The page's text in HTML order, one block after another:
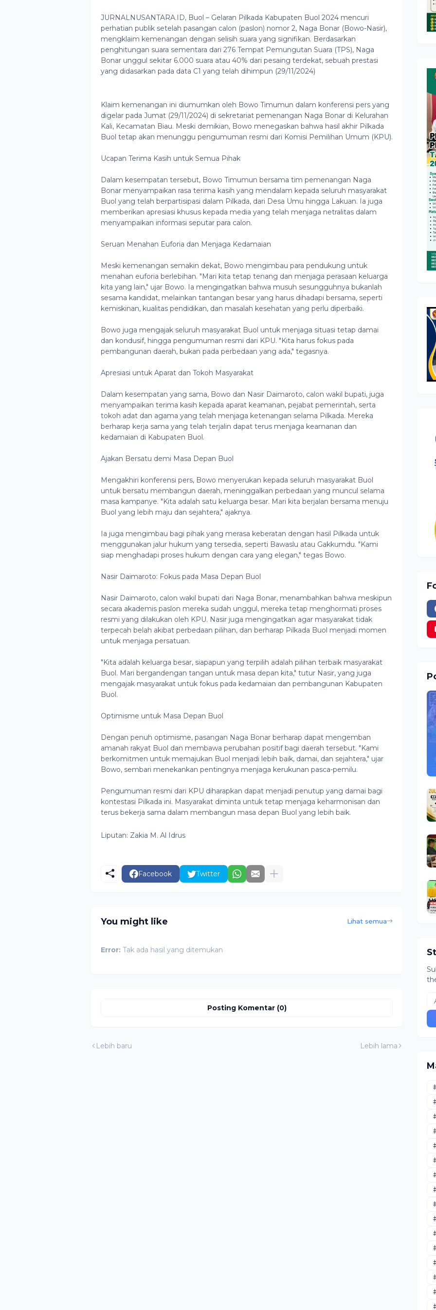
JURNALNUSANTARA.ID, Buol – Gelaran Pilkada Kabupaten Buol 2024 mencuri
perhatian publik setelah pasangan calon (paslon) nomor 2, Naga Bonar (Bowo-Nasir),
mengklaim kemenangan dengan selisih suara yang signifikan. Berdasarkan
penghitungan suara sementara dari 276 Tempat Pemungutan Suara (TPS), Naga
Bonar unggul sekitar 6.000 suara atau 40% dari pesaing terdekat, sebuah prestasi
yang didasarkan pada data C1 yang telah dihimpun (29/11/2024)
Klaim kemenangan ini diumumkan oleh Bowo Timumun dalam konferensi pers yang
digelar pada Jumat (29/11/2024) di sekretariat pemenangan Naga Bonar di Kelurahan
Kali, Kecamatan Biau. Meski demikian, Bowo menegaskan bahwa hasil akhir Pilkada
Buol tetap akan menunggu pengumuman resmi dari Komisi Pemilihan Umum (KPU).
Ucapan Terima Kasih untuk Semua Pihak
Dalam kesempatan tersebut, Bowo Timumun bersama tim pemenangan Naga
Bonar menyampaikan rasa terima kasih yang mendalam kepada seluruh masyarakat
Buol yang telah berpartisipasi dalam Pilkada, dari Desa Umu hingga Lakuan. Ia juga
memberikan apresiasi khusus kepada media yang telah menjaga netralitas dalam
menyampaikan informasi seputar para calon.
Seruan Menahan Euforia dan Menjaga Kedamaian
Meski kemenangan semakin dekat, Bowo mengimbau para pendukung untuk
menahan euforia berlebihan. "Mari kita tetap tenang dan menjaga perasaan keluarga
kita yang lain," ujar Bowo. Ia mengingatkan bahwa musuh sesungguhnya bukanlah
sesama kandidat, melainkan tantangan besar yang harus dihadapi bersama, seperti
kemiskinan, kualitas pendidikan, dan masalah kesehatan yang perlu diperbaiki.
Bowo juga mengajak seluruh masyarakat Buol untuk menjaga situasi tetap damai
dan kondusif, hingga pengumuman resmi dari KPU. "Kita harus fokus pada
pembangunan daerah, bukan pada perbedaan yang ada," tegasnya.
Apresiasi untuk Aparat dan Tokoh Masyarakat
Dalam kesempatan yang sama, Bowo dan Nasir Daimaroto, calon wakil bupati, juga
menyampaikan terima kasih kepada aparat keamanan, pejabat pemerintah, serta
tokoh adat dan agama yang telah menjaga ketenangan selama Pilkada. Mereka
berharap kerja sama yang telah terjalin dapat terus menjaga keamanan dan
kedamaian di Kabupaten Buol.
Ajakan Bersatu demi Masa Depan Buol
Mengakhiri konferensi pers, Bowo menyerukan kepada seluruh masyarakat Buol
untuk bersatu membangun daerah, meninggalkan perbedaan yang muncul selama
masa kampanye. "Kita adalah satu keluarga besar. Mari kita berjalan bersama menuju
Buol yang lebih maju dan sejahtera," ajaknya.
Ia juga mengimbau bagi pihak yang merasa keberatan dengan hasil Pilkada untuk
menggunakan jalur hukum yang tersedia, seperti Bawaslu atau Gakkumdu. "Kami
siap menghadapi proses hukum dengan cara yang elegan," tegas Bowo.
Nasir Daimaroto: Fokus pada Masa Depan Buol
Nasir Daimaroto, calon wakil bupati dari Naga Bonar, menambahkan bahwa meskipun
secara akademis paslon mereka sudah unggul, mereka tetap menghormati proses
resmi yang dilakukan oleh KPU. Nasir juga mengingatkan agar masyarakat tidak
terpecah belah akibat perbedaan pilihan, dan berharap Pilkada Buol menjadi momen
untuk menjaga persatuan.
"Kita adalah keluarga besar, siapapun yang terpilih adalah pilihan terbaik masyarakat
Buol. Mari bergandengan tangan untuk masa depan kita," tutur Nasir, yang juga
mengajak masyarakat untuk fokus pada kedamaian dan pembangunan Kabupaten
Buol.
Optimisme untuk Masa Depan Buol
Dengan penuh optimisme, pasangan Naga Bonar berharap dapat mengemban
amanah rakyat Buol dan membawa perubahan positif bagi daerah tersebut. "Kami
berkomitmen untuk memajukan Buol menjadi lebih baik, damai, dan sejahtera," ujar
Bowo, sembari menekankan pentingnya menjaga kerukunan pasca-pemilu.
Pengumuman resmi dari KPU diharapkan dapat menjadi penutup yang damai bagi
kontestasi Pilkada ini. Masyarakat diminta untuk tetap menjaga keharmonisan dan
terus bekerja sama dalam membangun masa depan Buol yang lebih baik.
Liputan: Zakia M. Al Idrus
Facebook Twitter
You might like Lihat semua
Error: Tak ada hasil yang ditemukan
Posting Komentar (0)
Lebih baru Lebih lama